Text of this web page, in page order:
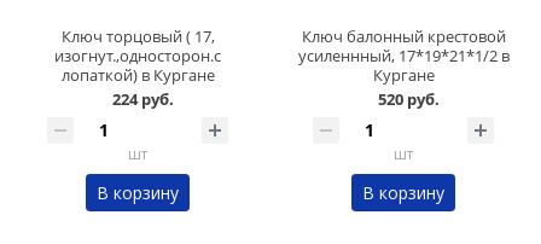
Ключ торцовый ( 17,
изогнут.,односторон.с
лопаткой) в Кургане
224 руб.
шт
В корзину
Ключ балонный крестовой
усиленнный, 17*19*21*1/2 в
Кургане
520 руб.
шт
В корзину